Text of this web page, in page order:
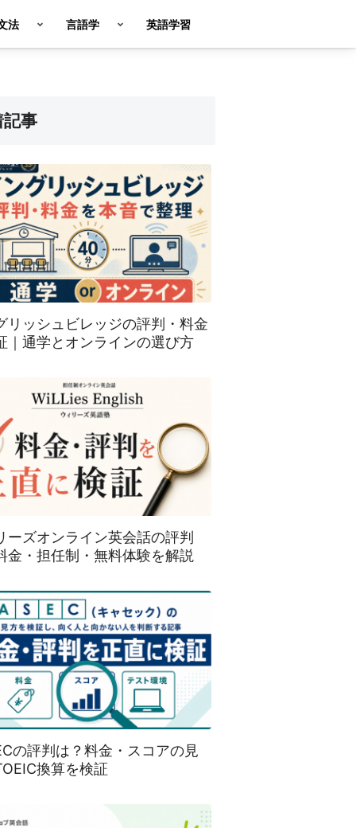
法 言語学 英語学習
事
リッシュビレッジの評判・料金
｜通学とオンラインの選び方
ーズオンライン英会話の評判
金・担任制・無料体験を解説
の評判は？料金・スコアの見
換算を検証